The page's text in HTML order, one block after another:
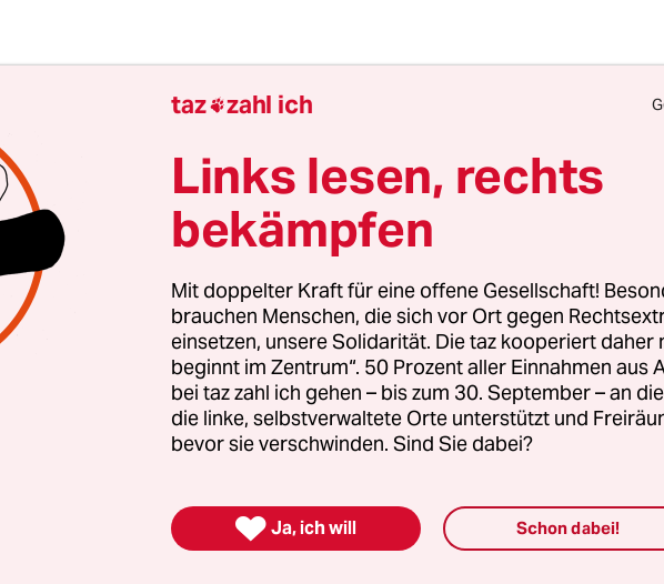
Steinkopf
frustrierende Schullektüre: „‚Emilia Galotti‘ war das
Low. Das ist nicht lustig, es ist nicht klug, es ist nicht
spannend. Es ist, was man seinen Schülerinnen und
gerade mal so zutraut.“ Das sagtDana Vowinckel , die
Bachmannwettbewerb den Deutschlandfunkpreis
Shida Bazyar(„Nachts ist es leise in Teheran“;
ich habe ihn auch zur Schulzeit geliebt, aber mit diesem
ich trotzdem so rein gar nichts anfangen. Es war für mich
taz zahl ich
Links lesen, rechts
bekämpfen
Mit doppelter Kraft für eine offene Gesellschaft!
brauchen Menschen, die sich vor Ort gegen
einsetzen, unsere Solidarität. Die taz kooperiert daher
beginnt im Zentrum“. 50 Prozent aller Einnahmen aus
bei taz zahl ich gehen – bis zum 30. September – an
die linke, selbstverwaltete Orte unterstützt und
bevor sie verschwinden. Sind Sie dabei?
 Ja, ich will Schon dabei!